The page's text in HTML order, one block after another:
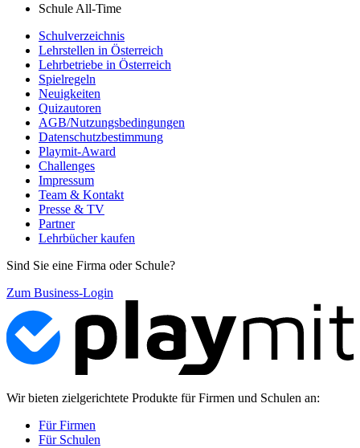
Schule All-Time
Schulverzeichnis
Lehrstellen in Österreich
Lehrbetriebe in Österreich
Spielregeln
Neuigkeiten
Quizautoren
AGB/Nutzungsbedingungen
Datenschutzbestimmung
Playmit-Award
Challenges
Impressum
Team & Kontakt
Presse & TV
Partner
Lehrbücher kaufen
Sind Sie eine Firma oder Schule?
Zum Business-Login
Wir bieten zielgerichtete Produkte für Firmen und Schulen an:
Für Firmen
Für Schulen